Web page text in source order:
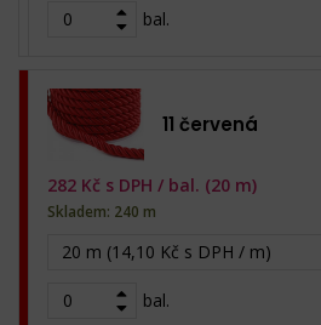
bal.
11 červená
20 m (14,10 Kč s DPH / m)
bal.
282 Kč s DPH / bal. (20 m)
Skladem: 240 m